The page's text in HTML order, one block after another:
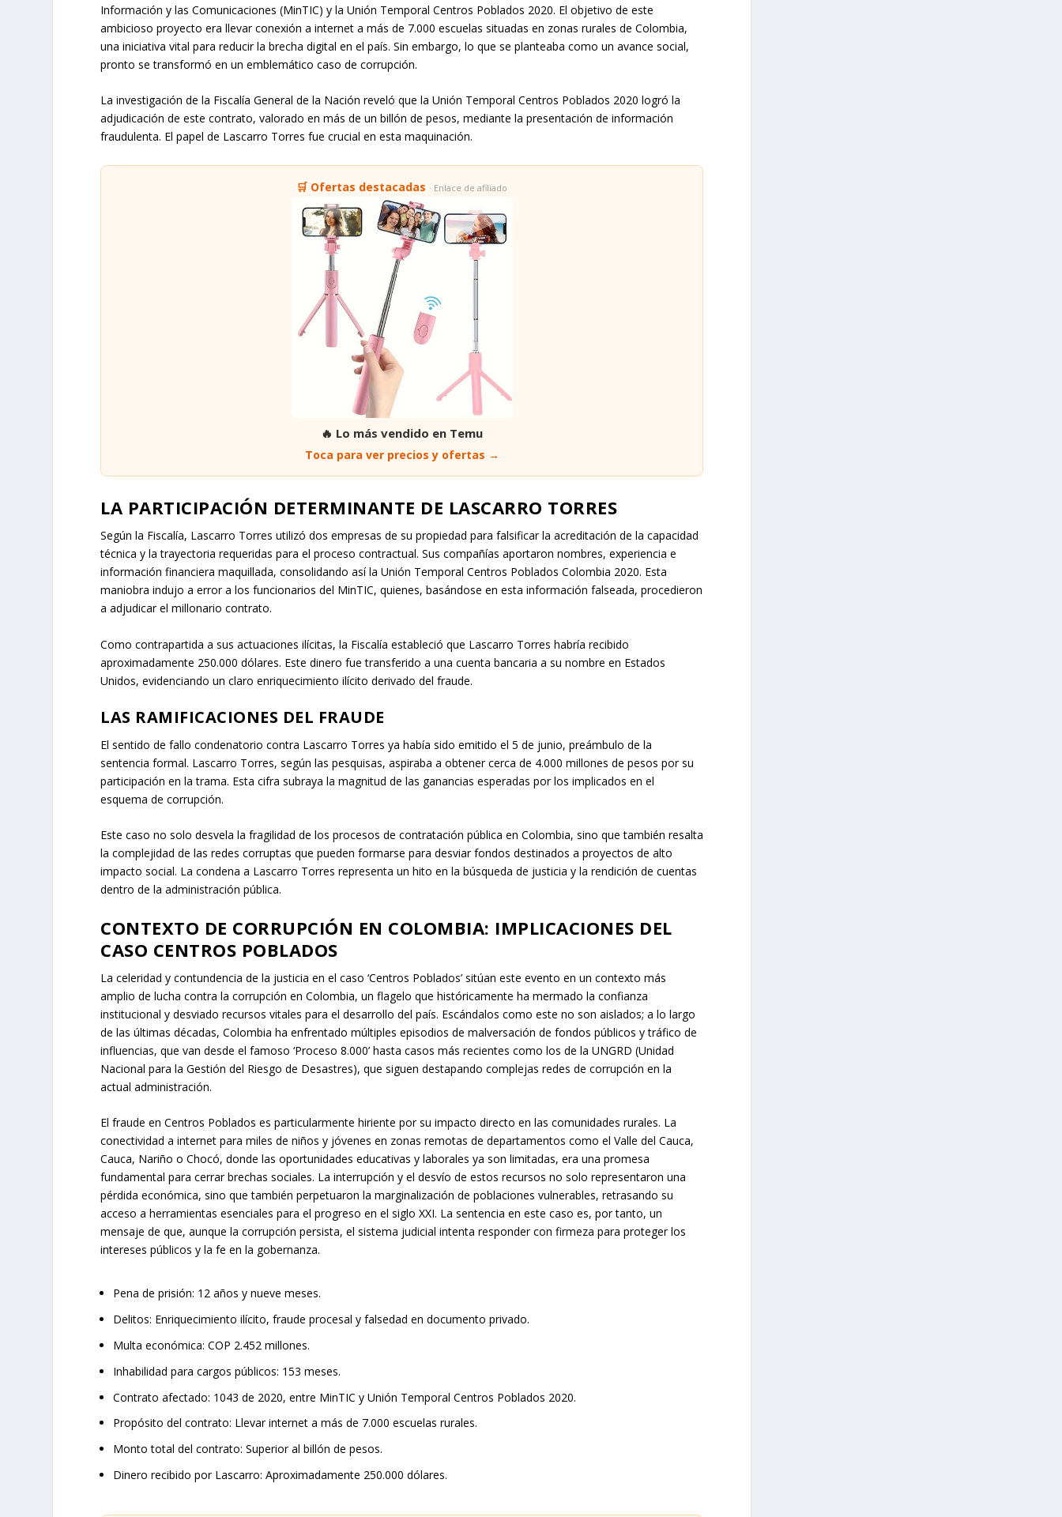
Información y las Comunicaciones (MinTIC) y la Unión Temporal Centros Poblados 2020. El objetivo de este
ambicioso proyecto era llevar conexión a internet a más de 7.000 escuelas situadas en zonas rurales de Colombia,
una iniciativa vital para reducir la brecha digital en el país. Sin embargo, lo que se planteaba como un avance social,
pronto se transformó en un emblemático caso de corrupción.
La investigación de la Fiscalía General de la Nación reveló que la Unión Temporal Centros Poblados 2020 logró la
adjudicación de este contrato, valorado en más de un billón de pesos, mediante la presentación de información
fraudulenta. El papel de Lascarro Torres fue crucial en esta maquinación.
🛒 Ofertas destacadas · Enlace de afiliado
🔥 Lo más vendido en Temu
Toca para ver precios y ofertas →
LA PARTICIPACIÓN DETERMINANTE DE LASCARRO TORRES
Según la Fiscalía, Lascarro Torres utilizó dos empresas de su propiedad para falsificar la acreditación de la capacidad
técnica y la trayectoria requeridas para el proceso contractual. Sus compañías aportaron nombres, experiencia e
información financiera maquillada, consolidando así la Unión Temporal Centros Poblados Colombia 2020. Esta
maniobra indujo a error a los funcionarios del MinTIC, quienes, basándose en esta información falseada, procedieron
a adjudicar el millonario contrato.
Como contrapartida a sus actuaciones ilícitas, la Fiscalía estableció que Lascarro Torres habría recibido
aproximadamente 250.000 dólares. Este dinero fue transferido a una cuenta bancaria a su nombre en Estados
Unidos, evidenciando un claro enriquecimiento ilícito derivado del fraude.
LAS RAMIFICACIONES DEL FRAUDE
El sentido de fallo condenatorio contra Lascarro Torres ya había sido emitido el 5 de junio, preámbulo de la
sentencia formal. Lascarro Torres, según las pesquisas, aspiraba a obtener cerca de 4.000 millones de pesos por su
participación en la trama. Esta cifra subraya la magnitud de las ganancias esperadas por los implicados en el
esquema de corrupción.
Este caso no solo desvela la fragilidad de los procesos de contratación pública en Colombia, sino que también resalta
la complejidad de las redes corruptas que pueden formarse para desviar fondos destinados a proyectos de alto
impacto social. La condena a Lascarro Torres representa un hito en la búsqueda de justicia y la rendición de cuentas
dentro de la administración pública.
CONTEXTO DE CORRUPCIÓN EN COLOMBIA: IMPLICACIONES DEL
CASO CENTROS POBLADOS
La celeridad y contundencia de la justicia en el caso ‘Centros Poblados’ sitúan este evento en un contexto más
amplio de lucha contra la corrupción en Colombia, un flagelo que históricamente ha mermado la confianza
institucional y desviado recursos vitales para el desarrollo del país. Escándalos como este no son aislados; a lo largo
de las últimas décadas, Colombia ha enfrentado múltiples episodios de malversación de fondos públicos y tráfico de
influencias, que van desde el famoso ‘Proceso 8.000’ hasta casos más recientes como los de la UNGRD (Unidad
Nacional para la Gestión del Riesgo de Desastres), que siguen destapando complejas redes de corrupción en la
actual administración.
El fraude en Centros Poblados es particularmente hiriente por su impacto directo en las comunidades rurales. La
conectividad a internet para miles de niños y jóvenes en zonas remotas de departamentos como el Valle del Cauca,
Cauca, Nariño o Chocó, donde las oportunidades educativas y laborales ya son limitadas, era una promesa
fundamental para cerrar brechas sociales. La interrupción y el desvío de estos recursos no solo representaron una
pérdida económica, sino que también perpetuaron la marginalización de poblaciones vulnerables, retrasando su
acceso a herramientas esenciales para el progreso en el siglo XXI. La sentencia en este caso es, por tanto, un
mensaje de que, aunque la corrupción persista, el sistema judicial intenta responder con firmeza para proteger los
intereses públicos y la fe en la gobernanza.
Pena de prisión: 12 años y nueve meses.
Delitos: Enriquecimiento ilícito, fraude procesal y falsedad en documento privado.
Multa económica: COP 2.452 millones.
Inhabilidad para cargos públicos: 153 meses.
Contrato afectado: 1043 de 2020, entre MinTIC y Unión Temporal Centros Poblados 2020.
Propósito del contrato: Llevar internet a más de 7.000 escuelas rurales.
Monto total del contrato: Superior al billón de pesos.
Dinero recibido por Lascarro: Aproximadamente 250.000 dólares.